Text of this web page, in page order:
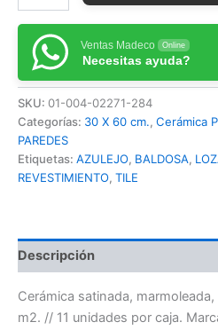
Ventas Madeco Online
Necesitas ayuda?
SKU: 01-004-02271-284
Categorías: 30 X 60 cm., Cerámica
PAREDES
Etiquetas: AZULEJO, BALDOSA,
REVESTIMIENTO, TILE
Descripción
Cerámica satinada,
m2. // 11 unidades por caja.